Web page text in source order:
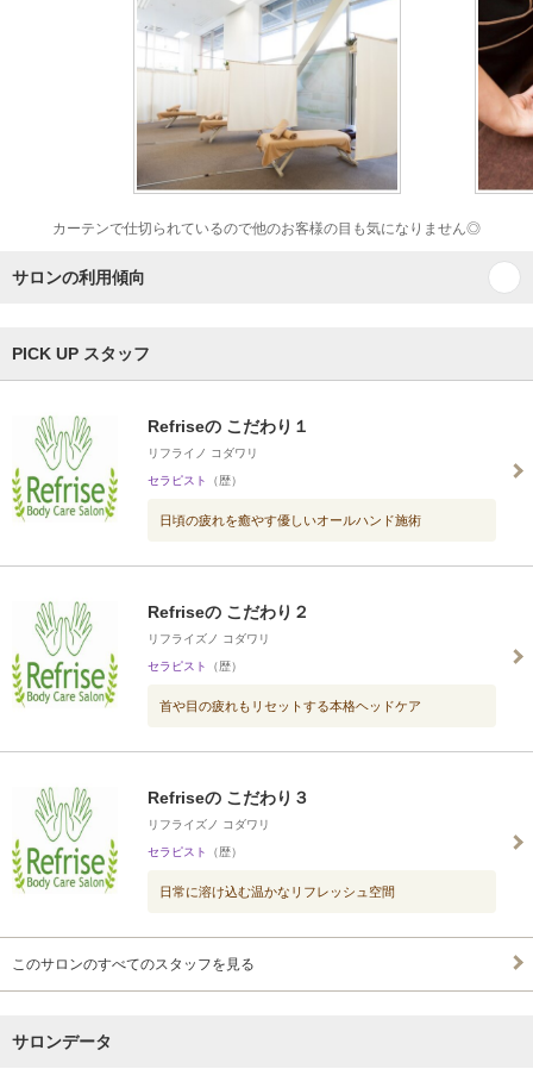
カーテンで仕切られているので他のお客様の目も気になりません◎
サロンの利用傾向
PICK UP スタッフ
Refriseの こだわり１
リフライノ コダワリ
セラピスト （歴）
日頃の疲れを癒やす優しいオールハンド施術
Refriseの こだわり２
リフライズノ コダワリ
セラピスト （歴）
首や目の疲れもリセットする本格ヘッドケア
Refriseの こだわり３
リフライズノ コダワリ
セラピスト （歴）
日常に溶け込む温かなリフレッシュ空間
このサロンのすべてのスタッフを見る
サロンデータ